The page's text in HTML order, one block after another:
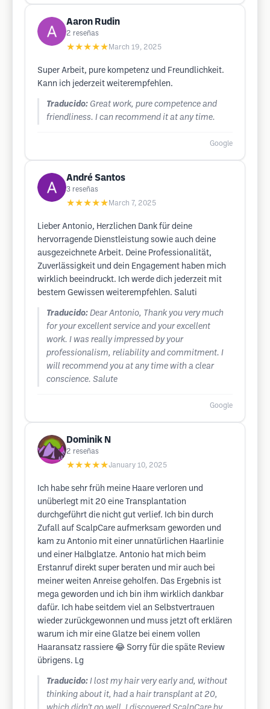
Aaron Rudin
2 reseñas
★★★★★ March 19, 2025
Super Arbeit, pure kompetenz und Freundlichkeit.
Kann ich jederzeit weiterempfehlen.
Traducido: Great work, pure competence and
friendliness. I can recommend it at any time.
Google
André Santos
3 reseñas
★★★★★ March 7, 2025
Lieber Antonio, Herzlichen Dank für deine
hervorragende Dienstleistung sowie auch deine
ausgezeichnete Arbeit. Deine Professionalität,
Zuverlässigkeit und dein Engagement haben mich
wirklich beeindruckt. Ich werde dich jederzeit mit
bestem Gewissen weiterempfehlen. Saluti
Traducido: Dear Antonio, Thank you very much
for your excellent service and your excellent
work. I was really impressed by your
professionalism, reliability and commitment. I
will recommend you at any time with a clear
conscience. Salute
Google
Dominik N
2 reseñas
★★★★★January 10, 2025
Ich habe sehr früh meine Haare verloren und
unüberlegt mit 20 eine Transplantation
durchgeführt die nicht gut verlief. Ich bin durch
Zufall auf ScalpCare aufmerksam geworden und
kam zu Antonio mit einer unnatürlichen Haarlinie
und einer Halbglatze. Antonio hat mich beim
Erstanruf direkt super beraten und mir auch bei
meiner weiten Anreise geholfen. Das Ergebnis ist
mega geworden und ich bin ihm wirklich dankbar
dafür. Ich habe seitdem viel an Selbstvertrauen
wieder zurückgewonnen und muss jetzt oft erklären
warum ich mir eine Glatze bei einem vollen
Haaransatz rassiere 😂 Sorry für die späte Review
übrigens. Lg
Traducido: I lost my hair very early and, without
thinking about it, had a hair transplant at 20,